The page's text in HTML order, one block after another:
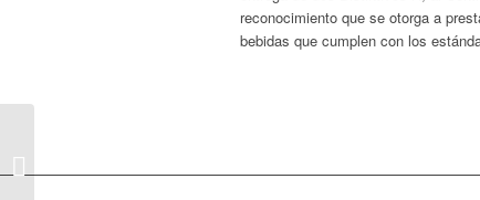
reconocimiento que se otorga a
bebidas que cumplen con los